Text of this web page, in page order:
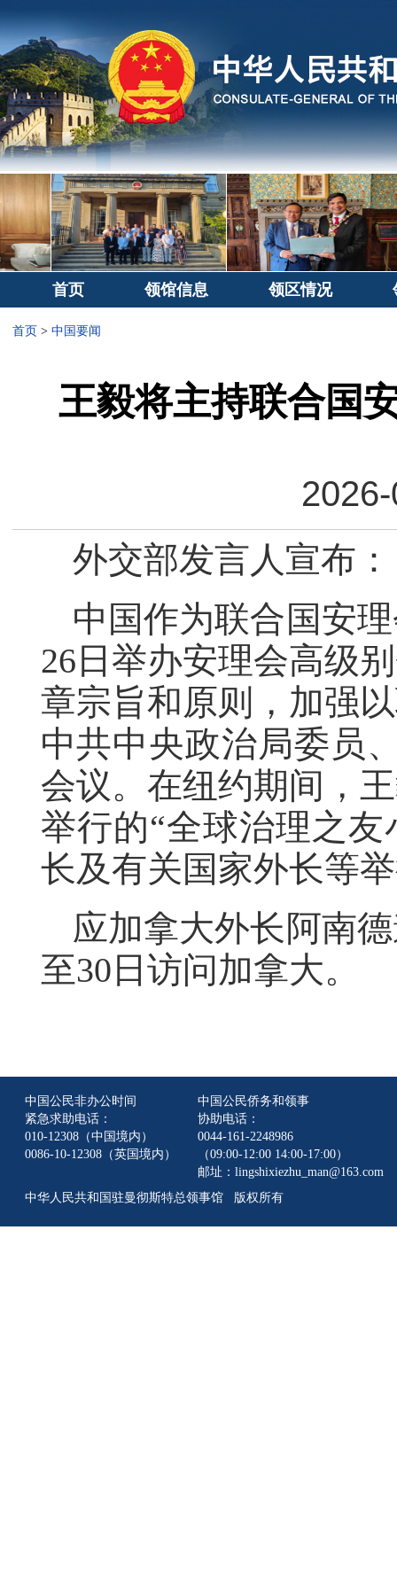
首页 领馆信息 领区情况
首页 > 中国要闻
王毅将主持联合国
外交部发言人宣布：
中国作为联合国安
26日举办安理会高级
章宗旨和原则，加强
中共中央政治局委员
会议。在纽约期间，
举行的“全球治理之
长及有关国家外长等
应加拿大外长阿南
至30日访问加拿大。
中国公民非办公时间
紧急求助电话：
010-12308（中国境内）
0086-10-12308（英国境内）
中国公民侨务和领事
协助电话：
0044-161-2248986
（09:00-12:00 14:00-17:00）
邮址：lingshixiezhu_man@163.com
中华人民共和国驻曼彻斯特总领事馆 版权所有